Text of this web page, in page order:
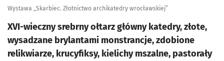
Wystawa „Skarbiec. Złotnictwo archikatedry wrocławskiej”
XVI-wieczny srebrny ołtarz główny katedry, złote,
wysadzane brylantami monstrancje, zdobione
relikwiarze, krucyfiksy, kielichy mszalne, pastorały